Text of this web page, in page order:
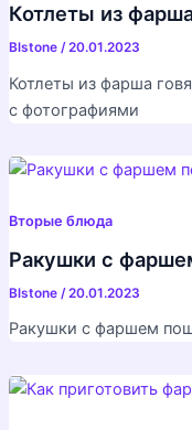
Котлеты из
Blstone /20.01.2023
Котлеты из фарша
с фотографиями
Вторые блюда
Ракушки с
Blstone /20.01.2023
Ракушки с фаршем